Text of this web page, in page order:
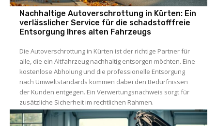
Nachhaltige Autoverschrottung in Kürten: Ein
verlässlicher Service für die schadstofffreie
Entsorgung Ihres alten Fahrzeugs
Die Autoverschrottung in Kürten ist der richtige Partner für
alle, die ein Altfahrzeug nachhaltig entsorgen möchten. Eine
kostenlose Abholung und die professionelle Entsorgung
nach Umweltstandards kommen dabei den Bedürfnissen
der Kunden entgegen. Ein Verwertungsnachweis sorgt für
zusätzliche Sicherheit im rechtlichen Rahmen.